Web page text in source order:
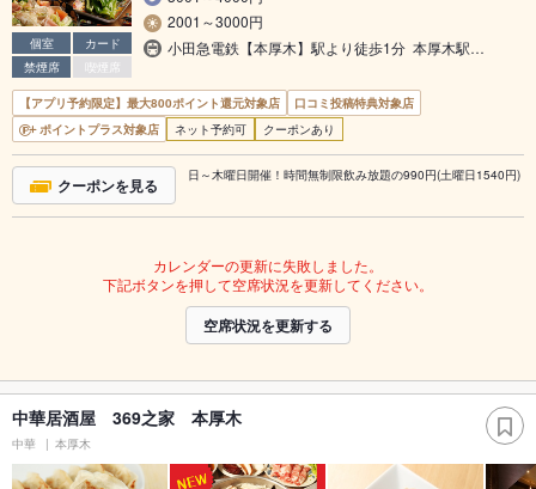
個室
カード
禁煙席
喫煙席
2001～3000円
小田急電鉄【本厚木】駅より徒歩1分 本厚木駅…
【アプリ予約限定】最大800ポイント還元対象店
口コミ投稿特典対象店
ポイントプラス対象店
ネット予約可 クーポンあり
クーポンを見る 日～木曜日開催！時間無制限飲み放題の990円(土曜日1540円)
カレンダーの更新に失敗しました。
下記ボタンを押して空席状況を更新してください。
空席状況を更新する
中華居酒屋 369之家 本厚木
中華 本厚木